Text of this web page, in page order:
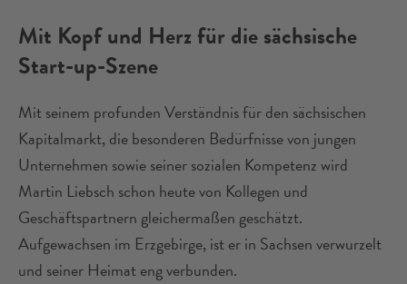
Mit Kopf und Herz für die sächsische
Start-up-Szene
Mit seinem profunden Verständnis für den sächsischen
Kapitalmarkt, die besonderen Bedürfnisse von jungen
Unternehmen sowie seiner sozialen Kompetenz wird
Martin Liebsch schon heute von Kollegen und
Geschäftspartnern gleichermaßen geschätzt.
Aufgewachsen im Erzgebirge, ist er in Sachsen verwurzelt
und seiner Heimat eng verbunden.